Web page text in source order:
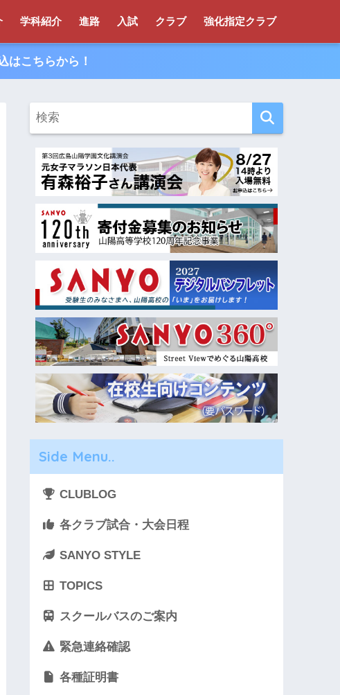
学科紹介 進路 入試 クラブ 強化指定クラブ
はこちらから！
Side Menu..
CLUBLOG
各クラブ試合・大会日程
SANYO STYLE
TOPICS
スクールバスのご案内
緊急連絡確認
各種証明書